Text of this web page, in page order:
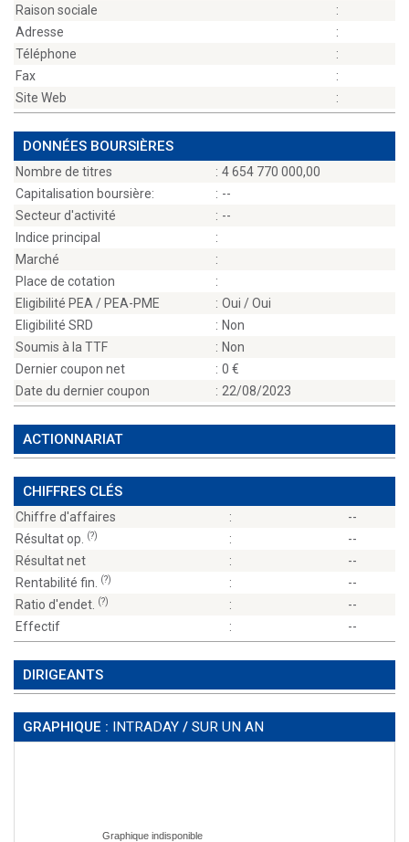
Raison sociale
:
Adresse
:
Téléphone
:
Fax
:
Site Web
:
DONNÉES BOURSIÈRES
Nombre de titres : 4 654 770 000,00
Capitalisation boursière:
: --
Secteur d'activité
: --
Indice principal
:
Marché
:
Place de cotation
:
Eligibilité PEA / PEA-PME
: Oui / Oui
Eligibilité SRD
: Non
Soumis à la TTF
: Non
Dernier coupon net
: 0
Date du dernier coupon
: 22/08/2023
ACTIONNARIAT
CHIFFRES CLÉS
Chiffre d'affaires :
--
Résultat op.
(?) :
--
Résultat net
:
--
Rentabilité fin.
(?) :
--
Ratio d'endet. (?) :
--
Effectif
: --
DIRIGEANTS
GRAPHIQUE : INTRADAY / SUR UN AN